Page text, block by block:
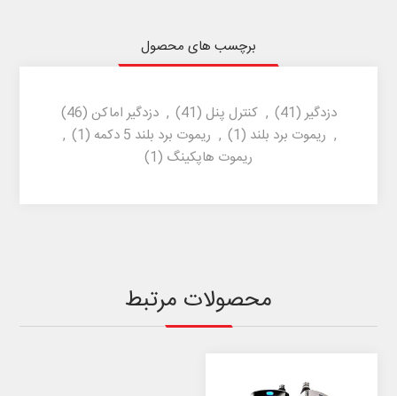
برچسب های محصول
دزدگیر(41)
, کنترل پنل (41)
, دزدگیر اماکن (46)
, ریموت برد بلند (1)
, ریموت برد بلند 5 دکمه (1)
,
ریموت هاپکینگ (1)
محصولات مرتبط